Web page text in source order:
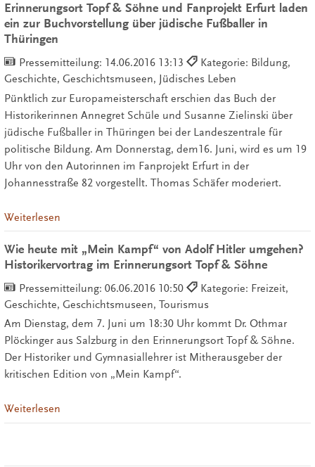
Erinnerungsort Topf & Söhne und Fanprojekt Erfurt laden
ein zur Buchvorstellung über jüdische Fußballer in
Thüringen
Pressemitteilung: 14.06.2016 13:13
Kategorie: Bildung,
Geschichte, Geschichtsmuseen, Jüdisches Leben
Pünktlich zur Europameisterschaft erschien das Buch der
Historikerinnen Annegret Schüle und Susanne Zielinski über
jüdische Fußballer in Thüringen bei der Landeszentrale für
politische Bildung. Am Donnerstag, dem16. Juni, wird es um 19
Uhr von den Autorinnen im Fanprojekt Erfurt in der
Johannesstraße 82 vorgestellt. Thomas Schäfer moderiert.
Weiterlesen
Wie heute mit „Mein Kampf“ von Adolf Hitler umgehen?
Historikervortrag im Erinnerungsort Topf & Söhne
Pressemitteilung: 06.06.2016 10:50
Kategorie: Freizeit,
Geschichte, Geschichtsmuseen, Tourismus
Am Dienstag, dem 7. Juni um 18:30 Uhr kommt Dr. Othmar
Plöckinger aus Salzburg in den Erinnerungsort Topf & Söhne.
Der Historiker und Gymnasiallehrer ist Mitherausgeber der
kritischen Edition von „Mein Kampf“.
Weiterlesen